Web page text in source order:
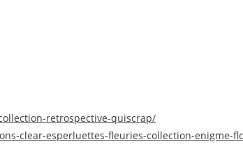
retrospective-quiscrap/
clear-esperluettes-fleuries-collection-enigme-